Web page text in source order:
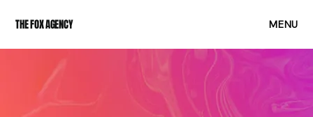
THE FOX AGENCY MENU